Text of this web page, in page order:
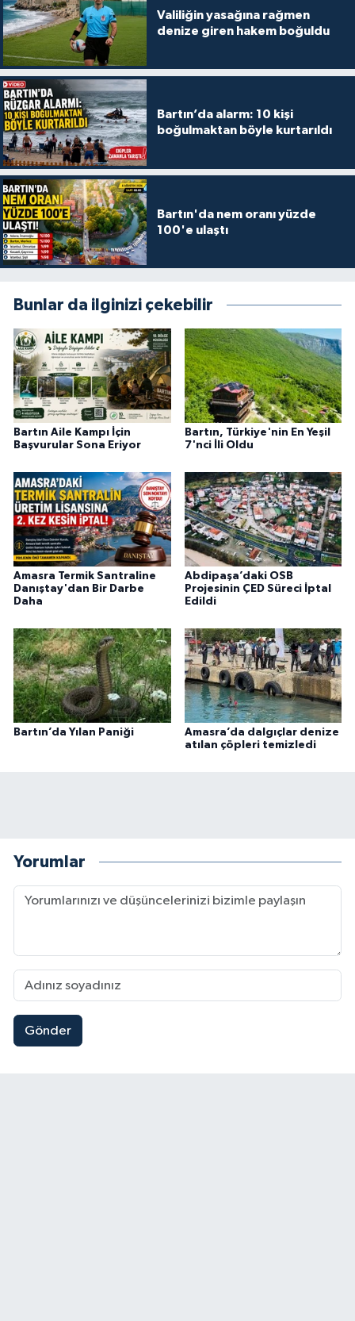
Valiliğin yasağına rağmen
denize giren hakem boğuldu
Bartın’da alarm: 10 kişi
boğulmaktan böyle kurtarıldı
Bartın'da nem oranı yüzde
100'e ulaştı
Bunlar da ilginizi çekebilir
Bartın Aile Kampı İçin
Başvurular Sona Eriyor
Bartın, Türkiye'nin En Yeşil
7'nci İli Oldu
Amasra Termik Santraline
Danıştay'dan Bir Darbe
Daha
Abdipaşa’daki OSB
Projesinin ÇED Süreci İptal
Edildi
Bartın’da Yılan Paniği
Amasra’da dalgıçlar denize
atılan çöpleri temizledi
Yorumlar
Gönder